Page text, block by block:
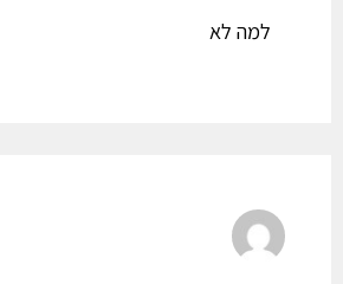
למה לא